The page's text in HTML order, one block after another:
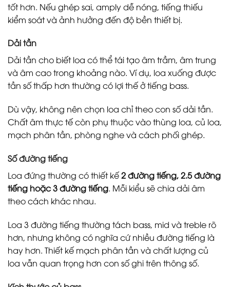
tốt hơn. Nếu ghép sai, amply dễ nóng, tiếng thiếu
kiểm soát và ảnh hưởng đến độ bền thiết bị.
Dải tần
Dải tần cho biết loa có thể tái tạo âm trầm, âm trung
và âm cao trong khoảng nào. Ví dụ, loa xuống được
tần số thấp hơn thường có lợi thế ở tiếng bass.
Dù vậy, không nên chọn loa chỉ theo con số dải tần.
Chất âm thực tế còn phụ thuộc vào thùng loa, củ loa,
mạch phân tần, phòng nghe và cách phối ghép.
Số đường tiếng
Loa đứng thường có thiết kế2 đường tiếng, 2.5 đường
tiếng hoặc 3 đường tiếng. Mỗi kiểu sẽ chia dải âm
theo cách khác nhau.
Loa 3 đường tiếng thường tách bass, mid và treble rõ
hơn, nhưng không có nghĩa cứ nhiều đường tiếng là
hay hơn. Thiết kế mạch phân tần và chất lượng củ
loa vẫn quan trọng hơn con số ghi trên thông số.